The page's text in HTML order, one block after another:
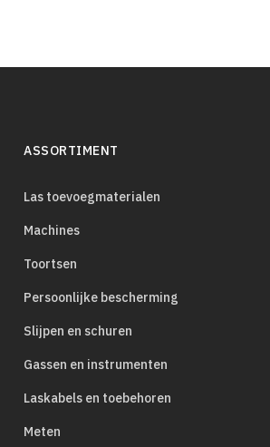
ASSORTIMENT
Las toevoegmaterialen
Machines
Toortsen
Persoonlijke bescherming
Slijpen en schuren
Gassen en instrumenten
Laskabels en toebehoren
Meten